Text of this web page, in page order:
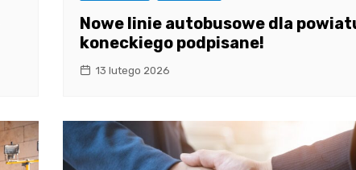
Nowe linie autobusowe dla
koneckiego podpisane!
13 lutego 2026